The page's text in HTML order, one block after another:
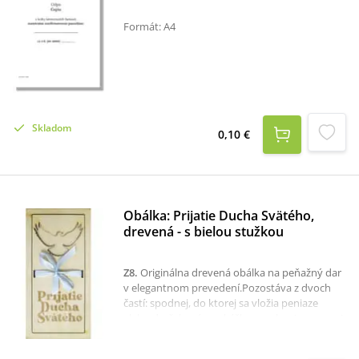
Formát: A4
Skladom 0,10 €
Obálka: Prijatie Ducha Svätého,
drevená - s bielou stužkou​
Z8. Originálna drevená obálka na peňažný dar
v elegantnom prevedení.Pozostáva z dvoch
častí: spodnej, do ktorej sa vložia peniaze